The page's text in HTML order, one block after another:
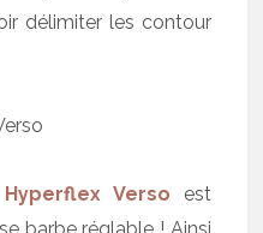
délimiter les contour
Verso est